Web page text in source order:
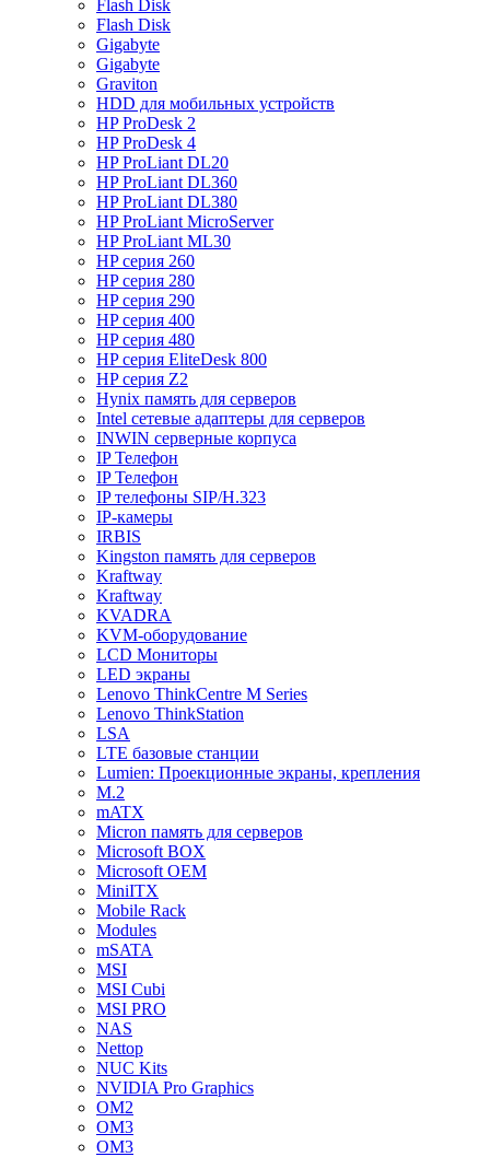
Flash Disk
Flash Disk
Gigabyte
Gigabyte
Graviton
HDD для мобильных устройств
HP ProDesk 2
HP ProDesk 4
HP ProLiant DL20
HP ProLiant DL360
HP ProLiant DL380
HP ProLiant MicroServer
HP ProLiant ML30
HP серия 260
HP серия 280
HP серия 290
HP серия 400
HP серия 480
HP серия EliteDesk 800
HP серия Z2
Hynix память для серверов
Intel сетевые адаптеры для серверов
INWIN серверные корпуса
IP Телефон
IP Телефон
IP телефоны SIP/H.323
IP-камеры
IRBIS
Kingston память для серверов
Kraftway
Kraftway
KVADRA
KVM-оборудование
LCD Мониторы
LED экраны
Lenovo ThinkCentre M Series
Lenovo ThinkStation
LSA
LTE базовые станции
Lumien: Проекционные экраны, крепления
M.2
mATX
Micron память для серверов
Microsoft BOX
Microsoft OEM
MiniITX
Mobile Rack
Modules
mSATA
MSI
MSI Cubi
MSI PRO
NAS
Nettop
NUC Kits
NVIDIA Pro Graphics
OM2
OM3
OM3